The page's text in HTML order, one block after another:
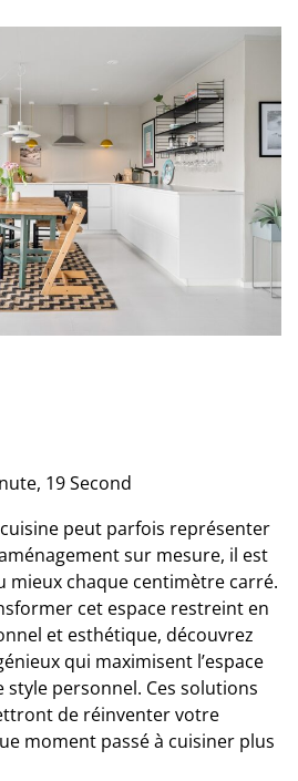
19 Second
peut parfois représenter
sur mesure, il est
mieux chaque centimètre carré.
cet espace restreint en
et esthétique, découvrez
qui maximisent l’espace
personnel. Ces solutions
de réinventer votre
moment passé à cuisiner plus